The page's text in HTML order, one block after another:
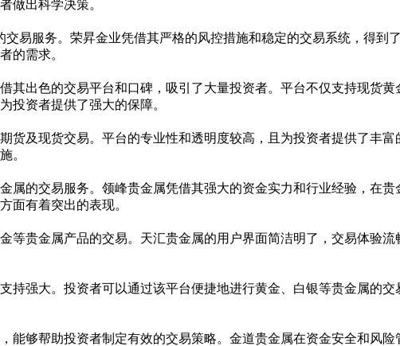
做出科学决策。
易服务。荣昇金业凭借其严格的风控措施和稳定的交易系统，得到
的需求。
其出色的交易平台和口碑，吸引了大量投资者。平台不仅支持现货
投资者提供了强大的保障。
货及现货交易。平台的专业性和透明度较高，且为投资者提供了丰
。
属的交易服务。领峰贵金属凭借其强大的资金实力和行业经验，在
面有着突出的表现。
等贵金属产品的交易。天汇贵金属的用户界面简洁明了，交易体验
强大。投资者可以通过该平台便捷地进行黄金、白银等贵金属的
能够帮助投资者制定有效的交易策略。金道贵金属在资金安全和风